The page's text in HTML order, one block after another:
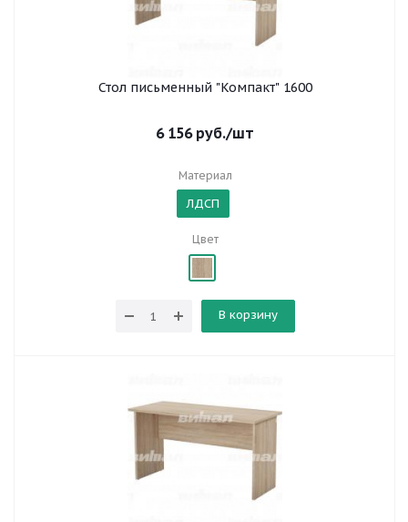
Стол письменный "Компакт" 1600
6 156руб./шт
Материал
ЛДСП
Цвет
В корзину